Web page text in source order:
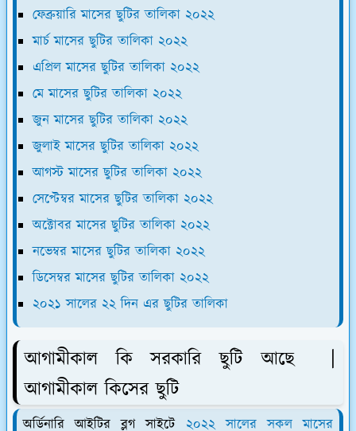
ফেব্রুয়ারি মাসের ছুটির তালিকা ২০২২
মার্চ মাসের ছুটির তালিকা ২০২২
এপ্রিল মাসের ছুটির তালিকা ২০২২
মে মাসের ছুটির তালিকা ২০২২
জুন মাসের ছুটির তালিকা ২০২২
জুলাই মাসের ছুটির তালিকা ২০২২
আগস্ট মাসের ছুটির তালিকা ২০২২
সেপ্টেম্বর মাসের ছুটির তালিকা ২০২২
অক্টোবর মাসের ছুটির তালিকা ২০২২
নভেম্বর মাসের ছুটির তালিকা ২০২২
ডিসেম্বর মাসের ছুটির তালিকা ২০২২
২০২১ সালের ২২ দিন এর ছুটির তালিকা
আগামীকাল কি সরকারি ছুটি আছে |
আগামীকাল কিসের ছুটি
অর্ডিনারি আইটির ব্লগ সাইটে ২০২২ সালের সকল মাসের